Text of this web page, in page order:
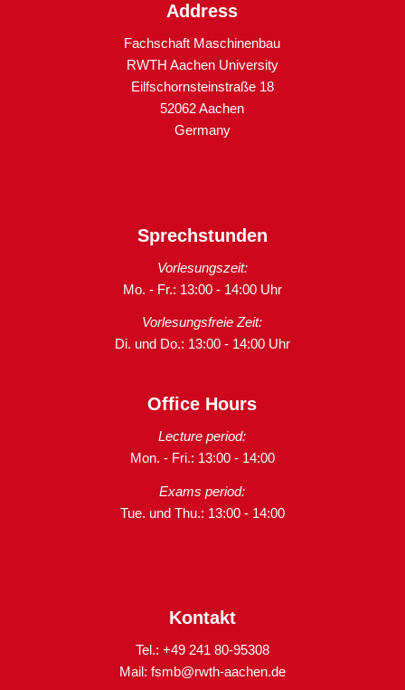
Address
Fachschaft Maschinenbau
RWTH Aachen University
Eilfschornsteinstraße 18
52062 Aachen
Germany
Sprechstunden
Vorlesungszeit:
Mo. - Fr.: 13:00 - 14:00 Uhr
Vorlesungsfreie Zeit:
Di. und Do.: 13:00 - 14:00 Uhr
Office Hours
Lecture period:
Mon. - Fri.: 13:00 - 14:00
Exams period:
Tue. und Thu.: 13:00 - 14:00
Kontakt
Tel.: +49 241 80-95308
Mail: fsmb@rwth-aachen.de